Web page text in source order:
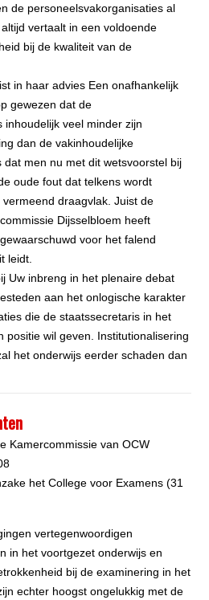
de personeelsvakorganisaties al
vertaalt in een voldoende
bij de kwaliteit van de
in haar advies Een onafhankelijk
gewezen dat de
inhoudelijk veel minder zijn
dan de vakinhoudelijke
dat men nu met dit wetsvoorstel bij
oude fout dat telkens wordt
draagvlak. Juist de
Dijsselbloem heeft
voor het falend
leidt.
Uw inbreng in het plenaire debat
aan het onlogische karakter
die de staatssecretaris in het
positie wil geven. Institutionalisering
het onderwijs eerder schaden dan
Kamercommissie van OCW
het College voor Examens (31
vertegenwoordigen
in het voortgezet onderwijs en
bij de examinering in het
echter hoogst ongelukkig met de